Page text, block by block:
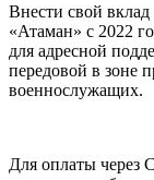
Внести свой
«Атаман» с 2022
для адресной
передовой в зоне
военнослужащих.
Для оплаты через